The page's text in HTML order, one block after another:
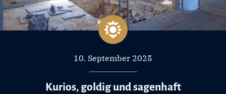
10. September 2025
Kurios, goldig und sagenhaft